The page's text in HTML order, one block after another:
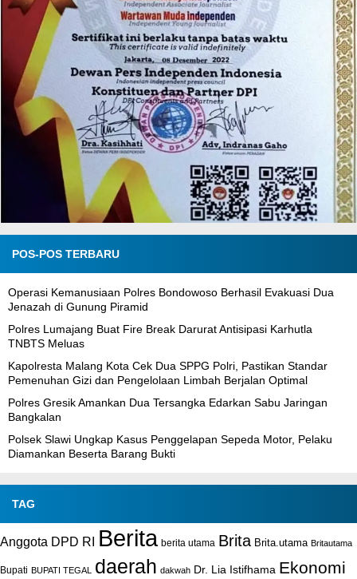
POS-POS TERBARU
Operasi Kemanusiaan Polres Bondowoso Berhasil Evakuasi Dua
Jenazah di Gunung Piramid
Polres Lumajang Buat Fire Break Darurat Antisipasi Karhutla
TNBTS Meluas
Kapolresta Malang Kota Cek Dua SPPG Polri, Pastikan Standar
Pemenuhan Gizi dan Pengelolaan Limbah Berjalan Optimal
Polres Gresik Amankan Dua Tersangka Edarkan Sabu Jaringan
Bangkalan
Polsek Slawi Ungkap Kasus Penggelapan Sepeda Motor, Pelaku
Diamankan Beserta Barang Bukti
TAG
Anggota DPD RI Berita berita utama Brita Brita.utama Britautama
Bupati BUPATI TEGAL daerah dakwah Dr. Lia Istifhama Ekonomi